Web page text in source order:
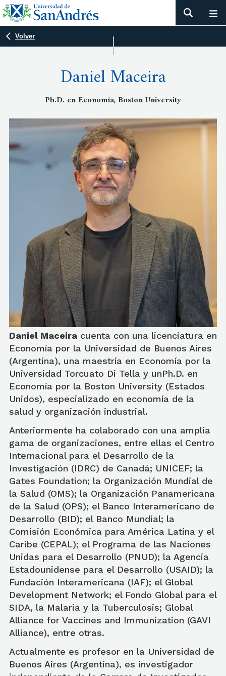
Volver
Daniel Maceira
Ph.D. en Economía, Boston University
Daniel Maceira cuenta con una licenciatura en
Economía por la Universidad de Buenos Aires
(Argentina), una maestría en Economía por la
Universidad Torcuato Di Tella y unPh.D. en
Economía por la Boston University (Estados
Unidos), especializado en economía de la
salud y organización industrial.
Anteriormente ha colaborado con una amplia
gama de organizaciones, entre ellas el Centro
Internacional para el Desarrollo de la
Investigación (IDRC) de Canadá; UNICEF; la
Gates Foundation; la Organización Mundial de
la Salud (OMS); la Organización Panamericana
de la Salud (OPS); el Banco Interamericano de
Desarrollo (BID); el Banco Mundial; la
Comisión Económica para América Latina y el
Caribe (CEPAL); el Programa de las Naciones
Unidas para el Desarrollo (PNUD); la Agencia
Estadounidense para el Desarrollo (USAID); la
Fundación Interamericana (IAF); el Global
Development Network; el Fondo Global para el
SIDA, la Malaria y la Tuberculosis; Global
Alliance for Vaccines and Immunization (GAVI
Alliance), entre otras.
Actualmente es profesor en la Universidad de
Buenos Aires (Argentina), es investigador